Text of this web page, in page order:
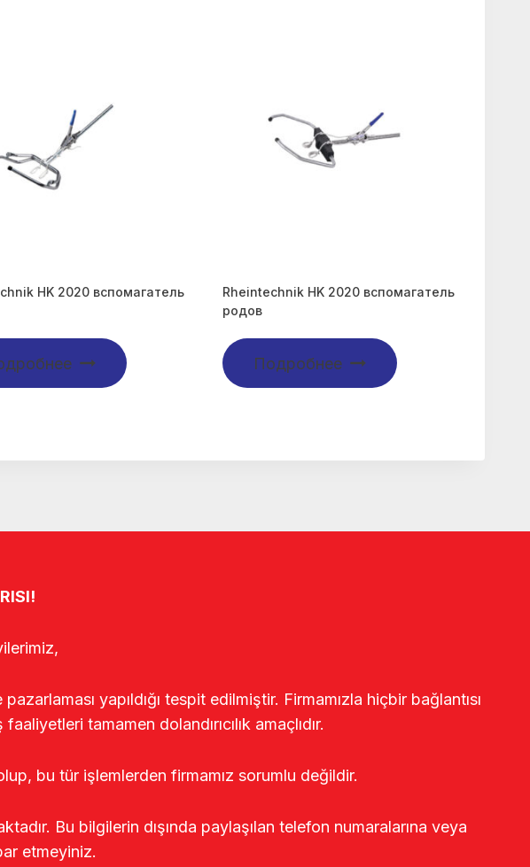
HK 2020 вспомагатель
Rheintechnik HK 2020 вспомагатель
родов
Подробнее
yapıldığı tespit edilmiştir. Firmamızla hiçbir bağlantısı
tamamen dolandırıcılık amaçlıdır.
bu tür işlemlerden firmamız sorumlu değildir.
Bu bilgilerin dışında paylaşılan telefon numaralarına veya
etmeyiniz.